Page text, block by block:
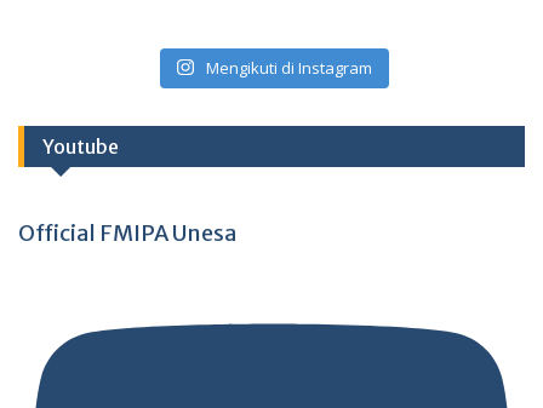
Mengikuti di Instagram
Youtube
Official FMIPA Unesa